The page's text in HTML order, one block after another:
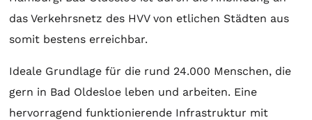
das Verkehrsnetz des HVV von etlichen Städten aus
somit bestens erreichbar.
Ideale Grundlage für die rund 24.000 Menschen, die
gern in Bad Oldesloe leben und arbeiten. Eine
hervorragend funktionierende Infrastruktur mit